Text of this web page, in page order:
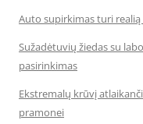
Auto supirkimas turi
Sužadėtuvių žiedas su
pasirinkimas
Ekstremalų krūvį
pramonei